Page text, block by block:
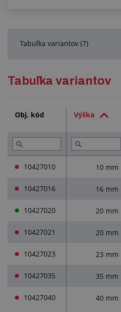
Tabuľka variantov (7)
Tabuľka variantov
Obj. kód Výška
10427010 10 mm
10427016 16 mm
10427020 20 mm
10427021 20 mm
10427023 23 mm
10427035 35 mm
10427040 40 mm